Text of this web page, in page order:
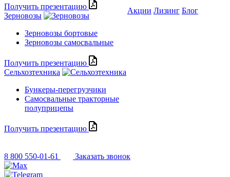
Получить презентацию
Зерновозы
Зерновозы бортовые
Зерновозы самосвальные
Получить презентацию
Сельхозтехника
Бункеры-перегрузчики
Самосвальные тракторные
полуприцепы
Получить презентацию
Акции Лизинг Блог
8 800 550-01-61 Заказать звонок